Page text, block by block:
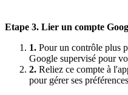
Etape 3. Lier un compte
1. Pour un contrôle plus
Google supervisé pour
2. Reliez ce compte à
pour gérer ses